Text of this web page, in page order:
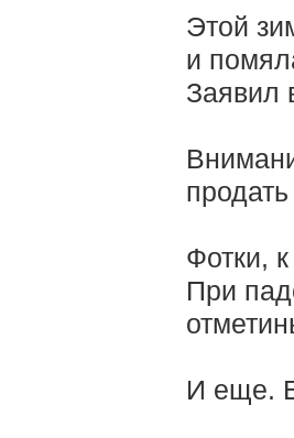
Этой
и
Заявил
Фотки,
При
И еще.